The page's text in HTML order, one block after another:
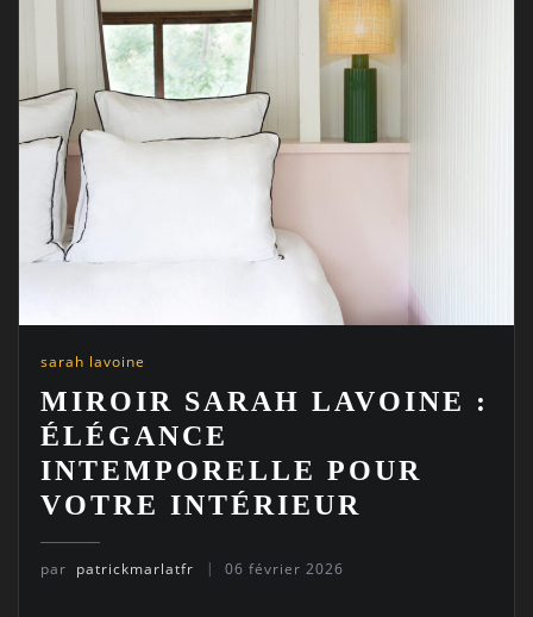
sarah lavoine
MIROIR SARAH LAVOINE :
ÉLÉGANCE
INTEMPORELLE POUR
VOTRE INTÉRIEUR
par patrickmarlatfr 06 février 2026